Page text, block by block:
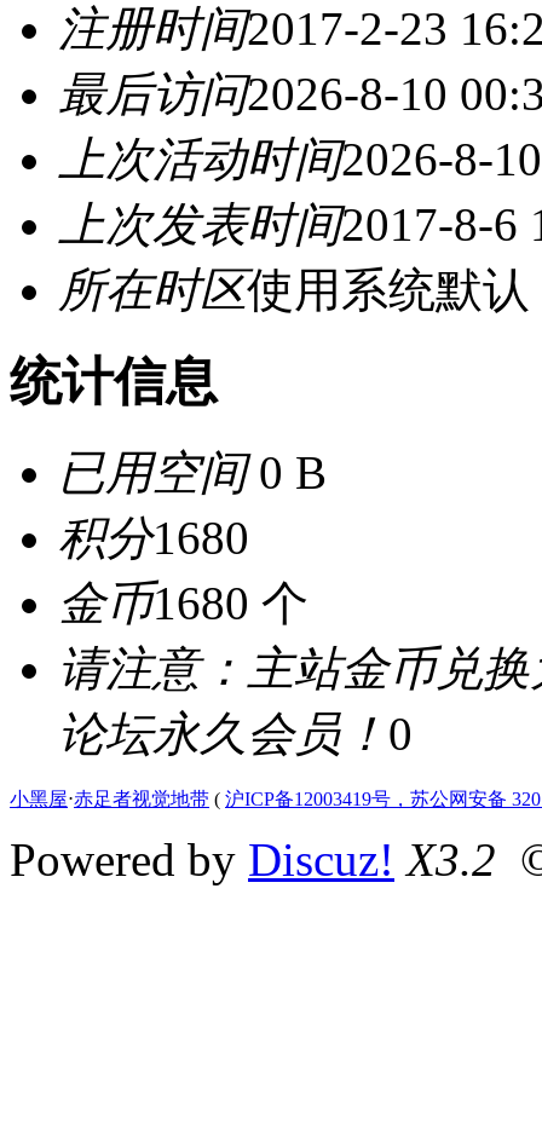
注册时间2017-2-23
最后访问2026-8-10
上次活动时间2026-8-
上次发表时间2017-8-6
所在时区使用系统默认
统计信息
已用空间0 B
积分1680
金币1680 个
请注意：主站金币兑
论坛永久会员！ 0
小黑屋⋅赤足者视觉地带 ( 沪ICP备12003419号，苏公网安备
Powered by Discuz! X3.2